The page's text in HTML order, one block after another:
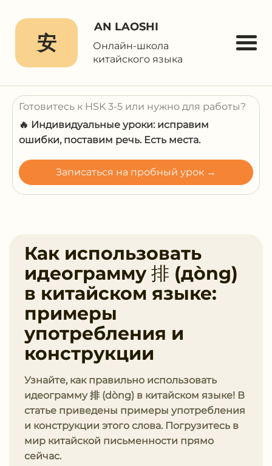
安
AN LAOSHI
Онлайн-школа
китайского языка
Готовитесь к HSK 3-5 или нужно для работы?
🔥 Индивидуальные уроки: исправим
ошибки, поставим речь. Есть места.
Записаться на пробный урок →
Как использовать
идеограмму 排 (дòng)
в китайском языке:
примеры
употребления и
конструкции
Узнайте, как правильно использовать
идеограмму 排 (dòng) в китайском языке! В
статье приведены примеры употребления
и конструкции этого слова. Погрузитесь в
мир китайской письменности прямо
сейчас.